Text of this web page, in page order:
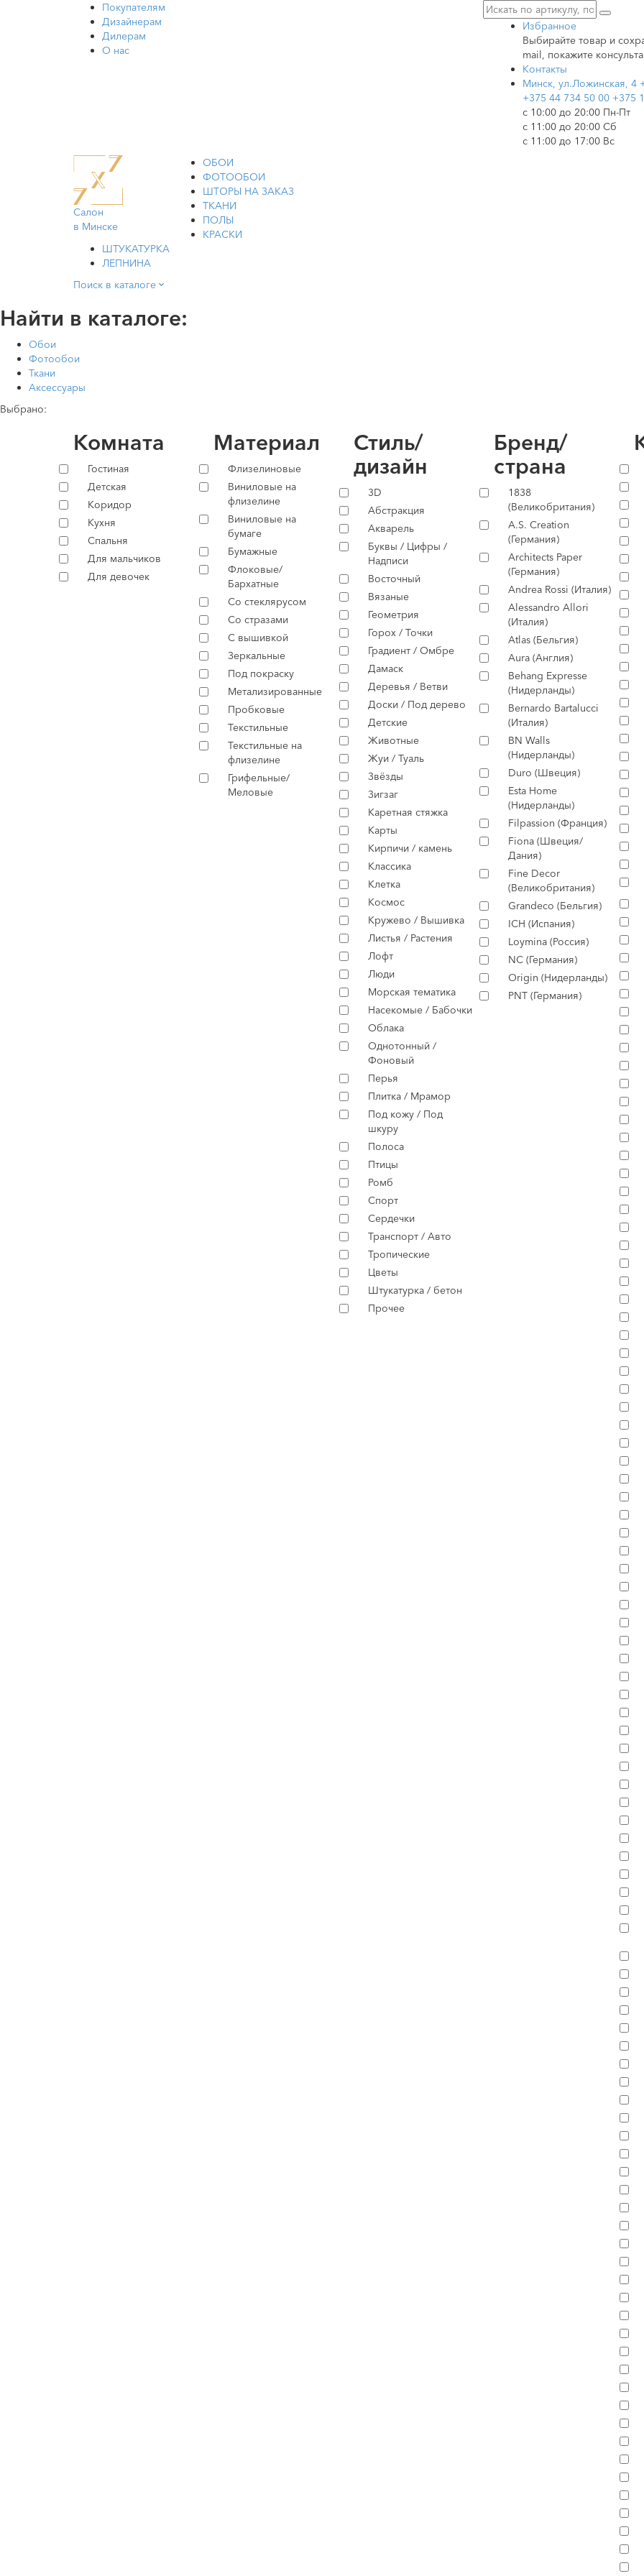
Покупателям
Дизайнерам
Дилерам
О нас
Избранное
Выбирайте товар и
mail, покажите
Контакты
Минск, ул.Ложинская, 4
+375 44 734 50 00 +375
c 10:00 до 20:00 Пн-Пт
с 11:00 до 20:00 Сб
с 11:00 до 17:00 Вс
Салон
в Минске
ОБОИ
ФОТООБОИ
ШТОРЫ НА ЗАКАЗ
ТКАНИ
ПОЛЫ
КРАСКИ
ШТУКАТУРКА
ЛЕПНИНА
Поиск в каталоге
Найти в каталоге:
Обои
Фотообои
Ткани
Аксессуары
Выбрано:
Комната
Гостиная
Детская
Коридор
Кухня
Спальня
Для мальчиков
Для девочек
Материал
Флизелиновые
Виниловые на
флизелине
Виниловые на
бумаге
Бумажные
Флоковые/
Бархатные
Со стеклярусом
Со стразами
С вышивкой
Зеркальные
Под покраску
Метализированные
Пробковые
Текстильные
Текстильные на
флизелине
Грифельные/
Меловые
Стиль/
дизайн
3D
Абстракция
Акварель
Буквы / Цифры /
Надписи
Восточный
Вязаные
Геометрия
Горох / Точки
Градиент / Омбре
Дамаск
Деревья / Ветви
Доски / Под дерево
Детские
Животные
Жуи / Туаль
Звёзды
Зигзаг
Каретная стяжка
Карты
Кирпичи / камень
Классика
Клетка
Космос
Кружево / Вышивка
Листья / Растения
Лофт
Люди
Морская тематика
Насекомые / Бабочки
Облака
Однотонный /
Фоновый
Перья
Плитка / Мрамор
Под кожу / Под
шкуру
Полоса
Птицы
Ромб
Спорт
Сердечки
Транспорт / Авто
Тропические
Цветы
Штукатурка / бетон
Прочее
Бренд/
страна
1838
(Великобритания)
A.S. Creation
(Германия)
Architects Paper
(Германия)
Andrea Rossi (Италия)
Alessandro Allori
(Италия)
Atlas (Бельгия)
Aura (Англия)
Behang Expresse
(Нидерланды)
Bernardo Bartalucci
(Италия)
BN Walls
(Нидерланды)
Duro (Швеция)
Esta Home
(Нидерланды)
Filpassion (Франция)
Fiona (Швеция/
Дания)
Fine Decor
(Великобритания)
Grandeco (Бельгия)
ICH (Испания)
Loymina (Россия)
NC (Германия)
Origin (Нидерланды)
PNT (Германия)